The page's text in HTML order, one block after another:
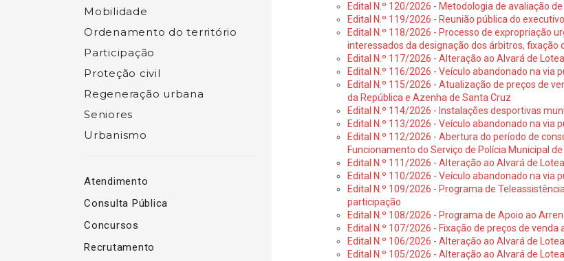
Mobilidade
Ordenamento do território
Participação
Proteção civil
Regeneração urbana
Seniores
Urbanismo
Atendimento
Consulta Pública
Concursos
Recrutamento
Edital N.º 120/2026 - Metodologia de avaliação
Edital N.º 119/2026 - Reunião pública do
Edital N.º 118/2026 - Processo de expropriação
interessados da designação dos árbitros,
Edital N.º 117/2026 - Alteração ao Alvará de
Edital N.º 116/2026 - Veículo abandonado na via
Edital N.º 115/2026 - Atualização de preços de
da República e Azenha de Santa Cruz
Edital N.º 114/2026 - Instalações desportivas
Edital N.º 113/2026 - Veículo abandonado na via
Edital N.º 112/2026 - Abertura do período de
Funcionamento do Serviço de Polícia Municipal
Edital N.º 111/2026 - Alteração ao Alvará de
Edital N.º 110/2026 - Veículo abandonado na via
Edital N.º 109/2026 - Programa de
participação
Edital N.º 108/2026 - Programa de Apoio ao
Edital N.º 107/2026 - Fixação de preços de venda
Edital N.º 106/2026 - Alteração ao Alvará de
Edital N.º 105/2026 - Alteração ao Alvará de